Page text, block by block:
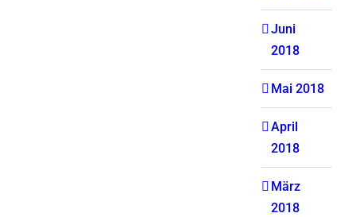
Juni
2018
Mai 2018
April
2018
März
2018